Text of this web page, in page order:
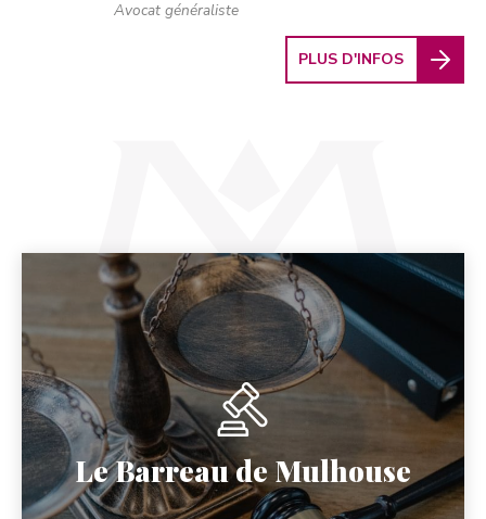
Avocat généraliste
PLUS D'INFOS
Le Barreau de Mulhouse